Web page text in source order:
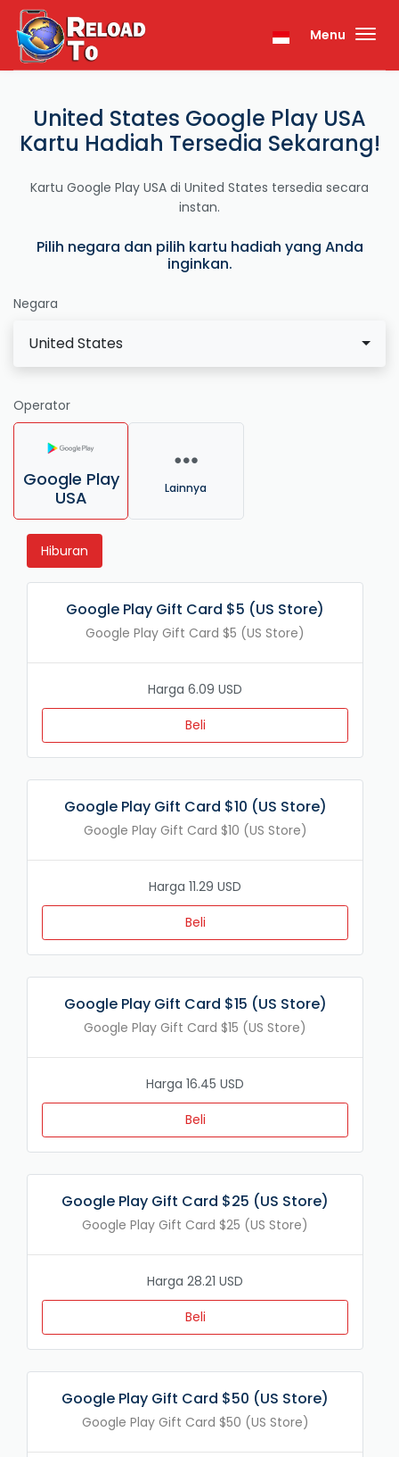
Menu
United States Google Play USA
Kartu Hadiah Tersedia Sekarang!
Kartu Google Play USA di United States tersedia secara
instan.
Pilih negara dan pilih kartu hadiah yang Anda
inginkan.
Negara
United States
Operator
Google Play
USA
Lainnya
Hiburan
Google Play Gift Card $5 (US Store)
Google Play Gift Card $5 (US Store)
Harga 6.09 USD
Beli
Google Play Gift Card $10 (US Store)
Google Play Gift Card $10 (US Store)
Harga 11.29 USD
Beli
Google Play Gift Card $15 (US Store)
Google Play Gift Card $15 (US Store)
Harga 16.45 USD
Beli
Google Play Gift Card $25 (US Store)
Google Play Gift Card $25 (US Store)
Harga 28.21 USD
Beli
Google Play Gift Card $50 (US Store)
Google Play Gift Card $50 (US Store)